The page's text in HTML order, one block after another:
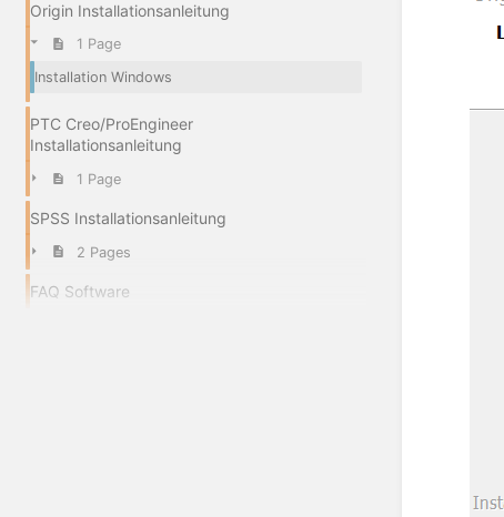
Origin Installationsanleitung
1 Page
Installation Windows
PTC Creo/ProEngineer
Installationsanleitung
1 Page
SPSS Installationsanleitung
2 Pages
FAQ Software